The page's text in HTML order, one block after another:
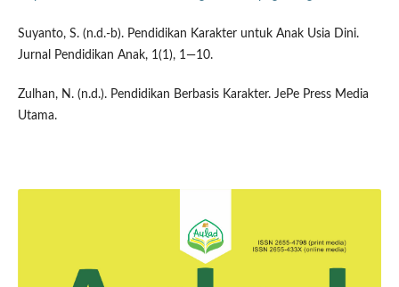
Suyanto, S. (n.d.-b). Pendidikan Karakter untuk Anak Usia Dini.
Jurnal Pendidikan Anak, 1(1), 1—10.
Zulhan, N. (n.d.). Pendidikan Berbasis Karakter. JePe Press Media
Utama.